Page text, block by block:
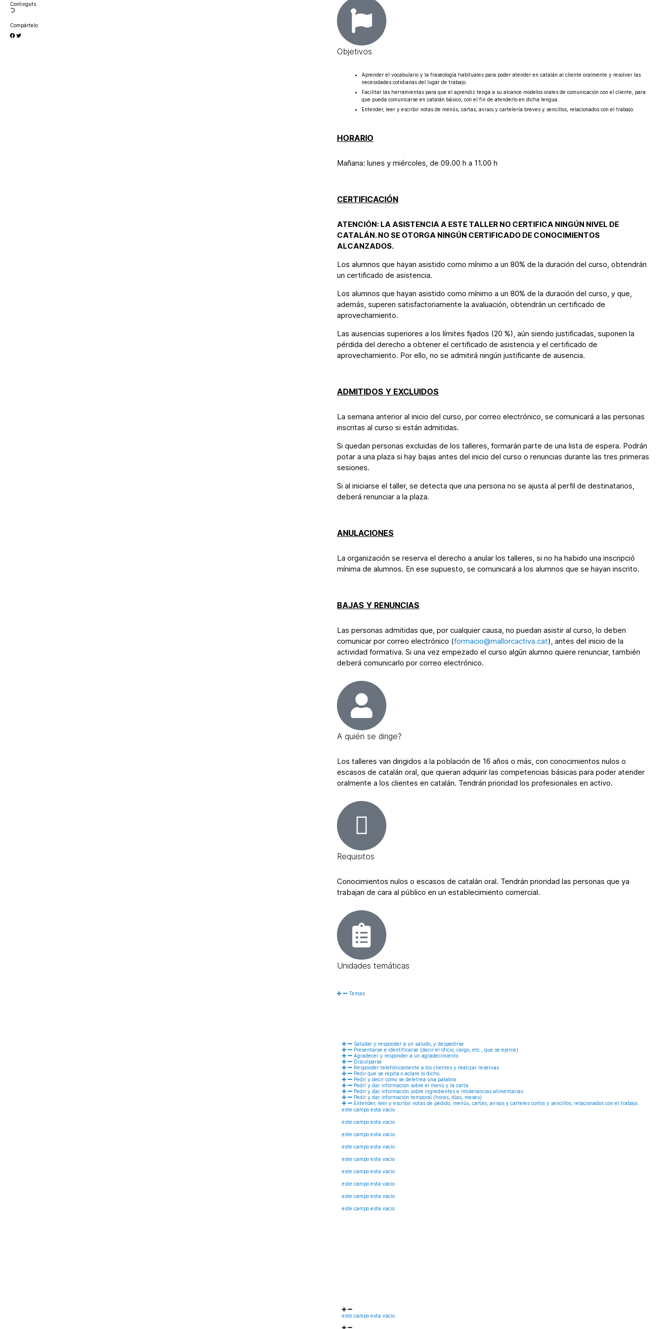
Continguts
Compártelo:
Objetivos
Aprender el vocabulario y la fraseología habituales para poder atender en catalán al cliente oralmente y resolver las
necesidades cotidianas del lugar de trabajo.
Facilitar las herramientas para que el aprendiz tenga a su alcance modelos orales de comunicación con el cliente, para
que pueda comunicarse en catalán básico, con el fin de atenderlo en dicha lengua.
Entender, leer y escribir notas de menús, cartas, avisos y cartelería breves y sencillos, relacionados con el trabajo.
HORARIO
Mañana: lunes y miércoles, de 09.00 h a 11.00 h
CERTIFICACIÓN
ATENCIÓN: LA ASISTENCIA A ESTE TALLER NO CERTIFICA NINGÚN NIVEL DE
CATALÁN. NO SE OTORGA NINGÚN CERTIFICADO DE CONOCIMIENTOS
ALCANZADOS.
Los alumnos que hayan asistido como mínimo a un 80% de la duración del curso, obtendrán
un certificado de asistencia.
Los alumnos que hayan asistido como mínimo a un 80% de la duración del curso, y que,
además, superen satisfactoriamente la avaluación, obtendrán un certificado de
aprovechamiento.
Las ausencias superiores a los límites fijados (20 %), aún siendo justificadas, suponen la
pérdida del derecho a obtener el certificado de asistencia y el certificado de
aprovechamiento. Por ello, no se admitirá ningún justificante de ausencia.
ADMITIDOS Y EXCLUIDOS
La semana anterior al inicio del curso, por correo electrónico, se comunicará a las personas
inscritas al curso si están admitidas.
Si quedan personas excluidas de los talleres, formarán parte de una lista de espera. Podrán
potar a una plaza si hay bajas antes del inicio del curso o renuncias durante las tres primeras
sesiones.
Si al iniciarse el taller, se detecta que una persona no se ajusta al perfil de destinatarios,
deberá renunciar a la plaza.
ANULACIONES
La organización se reserva el derecho a anular los talleres, si no ha habido una inscripció
mínima de alumnos. En ese supuesto, se comunicará a los alumnos que se hayan inscrito.
BAJAS Y RENUNCIAS
Las personas admitidas que, por cualquier causa, no puedan asistir al curso, lo deben
comunicar por correo electrónico (formacio@mallorcactiva.cat), antes del inicio de la
actividad formativa. Si una vez empezado el curso algún alumno quiere renunciar, también
deberá comunicarlo por correo electrónico.
A quién se dirige?
Los talleres van dirigidos a la población de 16 años o más, con conocimientos nulos o
escasos de catalán oral, que quieran adquirir las competencias básicas para poder atender
oralmente a los clientes en catalán. Tendrán prioridad los profesionales en activo.
Requisitos
Conocimientos nulos o escasos de catalán oral. Tendrán prioridad las personas que ya
trabajan de cara al público en un establecimiento comercial.
Unidades temáticas
Temas
Saludar y responder a un saludo, y despedirse.
Presentarse e identificarse (decir el oficio, cargo, etc., que se ejerce).
Agradecer y responder a un agradecimiento
Disculparse
Responder telefónicamente a los clientes y realizar reservas
Pedir que se repita o aclare lo dicho.
Pedir y decir cómo se deletrea una palabra
Pedir y dar información sobre el menú y la carta
Pedir y dar información sobre ingredientes e intolerancias alimentarias
Pedir y dar información temporal (horas, días, meses)
Entender, leer y escribir notas de pedido, menús, cartas, avisos y carteles cortos y sencillos, relacionados con el trabajo.
este campo esta vacio
este campo esta vacio
este campo esta vacio
este campo esta vacio
este campo esta vacio
este campo esta vacio
este campo esta vacio
este campo esta vacio
este campo esta vacio
este campo esta vacio